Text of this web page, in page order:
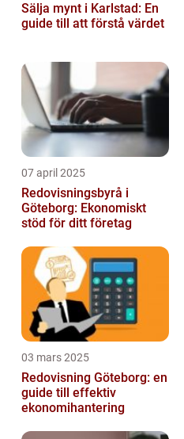
Sälja mynt i Karlstad: En
guide till att förstå värdet
07 april 2025
Redovisningsbyrå i
Göteborg: Ekonomiskt
stöd för ditt företag
03 mars 2025
Redovisning Göteborg: en
guide till effektiv
ekonomihantering